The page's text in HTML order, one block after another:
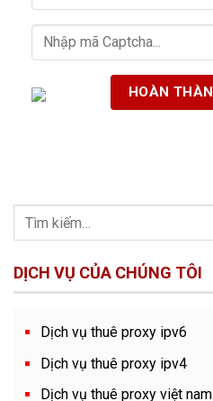
DỊCH VỤ CỦA CHÚNG TÔI
Dịch vụ thuê proxy ipv6
Dịch vụ thuê proxy ipv4
Dịch vụ thuê proxy việt nam